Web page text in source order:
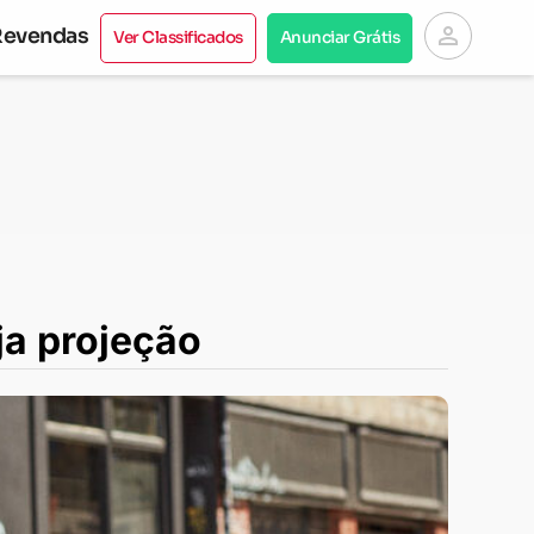
Ver Classificados Anunciar Grátis person
projeção